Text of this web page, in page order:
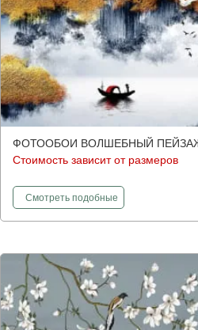
ФОТООБОИ ВОЛШЕБНЫЙ ПЕЙЗАЖ
Стоимость зависит от размеров
Смотретьфотообои
подобные